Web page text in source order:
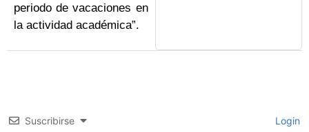
periodo de vacaciones en
la actividad académica”.
Suscribirse Login